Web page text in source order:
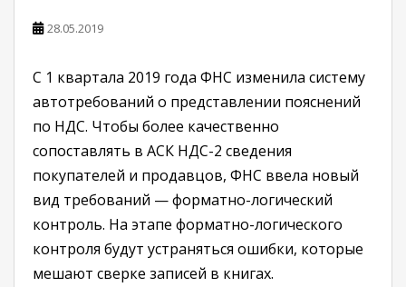
28.05.2019
C 1 квартала 2019 года ФНС изменила систему
автотребований о представлении пояснений
по НДС. Чтобы более качественно
сопоставлять в АСК НДС-2 сведения
покупателей и продавцов, ФНС ввела новый
вид требований — форматно-логический
контроль. На этапе форматно-логического
контроля будут устраняться ошибки, которые
мешают сверке записей в книгах.